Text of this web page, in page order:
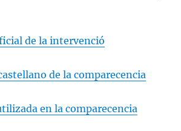
de la intervenció
de la comparecencia
en la comparecencia